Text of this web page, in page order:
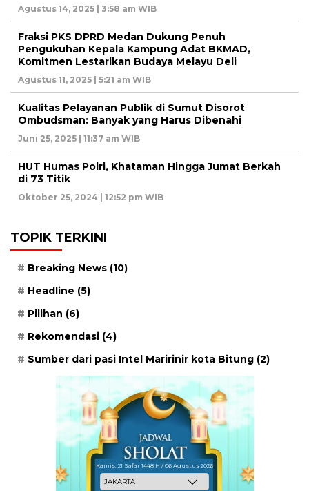
Agustus 14, 2025 | 3:58 am WIB
Fraksi PKS DPRD Medan Dukung Penuh
Pengukuhan Kepala Kampung Adat BKMAD,
Komitmen Lestarikan Budaya Melayu Deli
Agustus 11, 2025 | 5:21 am WIB
Kualitas Pelayanan Publik di Sumut Disorot
Ombudsman: Banyak yang Harus Dibenahi
Juni 25, 2025 | 11:37 am WIB
HUT Humas Polri, Khataman Hingga Jumat Berkah
di 73 Titik
Oktober 25, 2024 | 12:52 pm WIB
TOPIK TERKINI
Breaking News (10)
Headline (5)
Pilihan (6)
Rekomendasi (4)
Sumber dari pasi Intel Maririnir kota Bitung (2)
Kamis, 21 Safar 1448 H / 06 Agustus 2026